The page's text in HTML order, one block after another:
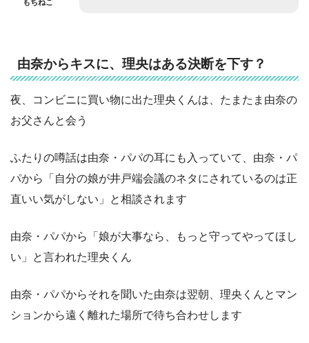
もちねこ
由奈からキスに、理央はある決断を下す？
夜、コンビニに買い物に出た理央くんは、たまたま由奈の
お父さんと会う
ふたりの噂話は由奈・パパの耳にも入っていて、由奈・パ
パから「自分の娘が井戸端会議のネタにされているのは正
直いい気がしない」と相談されます
由奈・パパから「娘が大事なら、もっと守ってやってほし
い」と言われた理央くん
由奈・パパからそれを聞いた由奈は翌朝、理央くんとマン
ションから遠く離れた場所で待ち合わせします